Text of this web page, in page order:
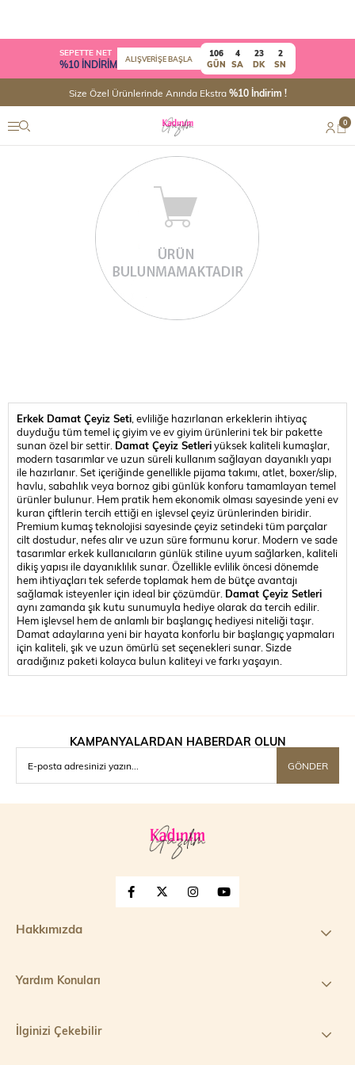
SEPETTE NET
%10 İNDİRİM ALIŞVERİŞE BAŞLA
106
GÜN
4
SA
23
DK
2
SN
Size Özel Ürünlerinde Anında Ekstra%10 İndirim !
0
Erkek Damat Çeyiz Seti , evliliğe hazırlanan erkeklerin ihtiyaç
duyduğu tüm temel iç giyim ve ev giyim ürünlerini tek bir pakette
sunan özel bir settir. Damat Çeyiz Setleriyüksek kaliteli kumaşlar,
modern tasarımlar ve uzun süreli kullanım sağlayan dayanıklı yapı
ile hazırlanır. Set içeriğinde genellikle pijama takımı, atlet, boxer/slip,
havlu, sabahlık veya bornoz gibi günlük konforu tamamlayan temel
ürünler bulunur. Hem pratik hem ekonomik olması sayesinde yeni ev
kuran çiftlerin tercih ettiği en işlevsel çeyiz ürünlerinden biridir.
Premium kumaş teknolojisi sayesinde çeyiz setindeki tüm parçalar
cilt dostudur, nefes alır ve uzun süre formunu korur. Modern ve sade
tasarımlar erkek kullanıcıların günlük stiline uyum sağlarken, kaliteli
dikiş yapısı ile dayanıklılık sunar. Özellikle evlilik öncesi dönemde
hem ihtiyaçları tek seferde toplamak hem de bütçe avantajı
sağlamak isteyenler için ideal bir çözümdür. Damat Çeyiz Setleri
aynı zamanda şık kutu sunumuyla hediye olarak da tercih edilir.
Hem işlevsel hem de anlamlı bir başlangıç hediyesi niteliği taşır.
Damat adaylarına yeni bir hayata konforlu bir başlangıç yapmaları
için kaliteli, şık ve uzun ömürlü set seçenekleri sunar. Sizde
aradığınız paketi kolayca bulun kaliteyi ve farkı yaşayın.
KAMPANYALARDAN HABERDAR OLUN
GÖNDER
Hakkımızda
Yardım Konuları
İlginizi Çekebilir